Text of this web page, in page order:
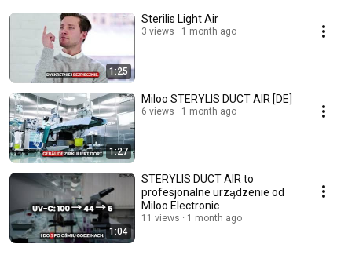
1:25
Sterilis Light Air
3 views 1 month ago
1:27
Miloo STERYLIS DUCT AIR [DE]
6 views 1 month ago
1:04
STERYLIS DUCT AIR to
profesjonalne urządzenie od
Miloo Electronic
11 views 1 month ago